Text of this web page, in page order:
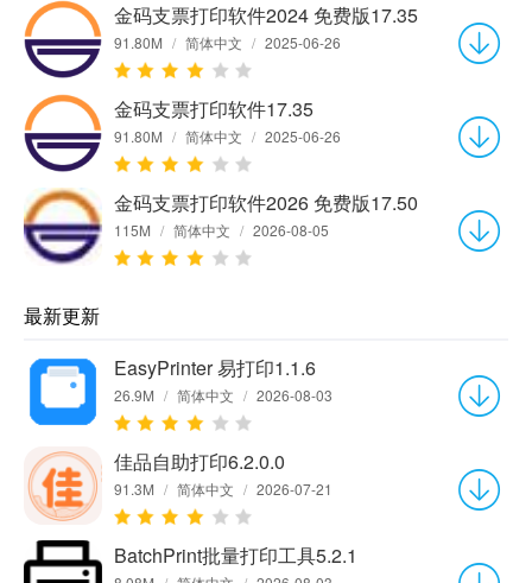
金码支票打印软件2024 免费版17.35
91.80M / 简体中文 / 2025-06-26
金码支票打印软件17.35
91.80M / 简体中文 / 2025-06-26
金码支票打印软件2026 免费版17.50
115M / 简体中文 / 2026-08-05
最新更新
EasyPrinter 易打印1.1.6
26.9M / 简体中文 / 2026-08-03
佳品自助打印6.2.0.0
91.3M / 简体中文 / 2026-07-21
BatchPrint批量打印工具5.2.1